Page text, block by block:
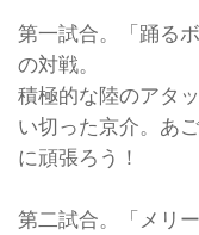
第一試合。「踊る
の対戦。
積極的な陸のアタ
い切った京介。あ
に頑張ろう！
第二試合。「メリ